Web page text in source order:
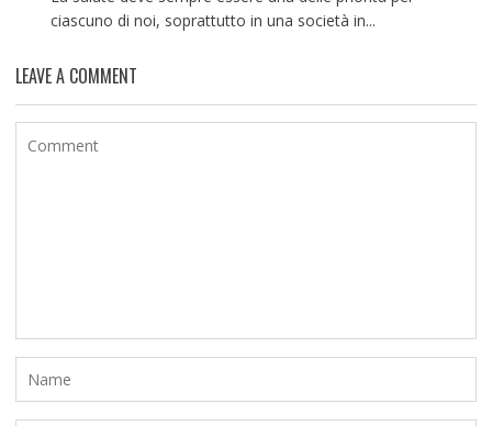
ciascuno di noi, soprattutto in una società in...
LEAVE A COMMENT